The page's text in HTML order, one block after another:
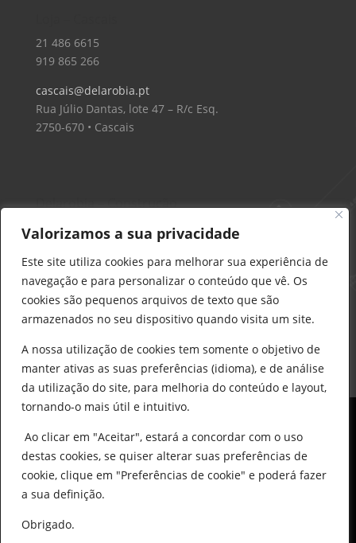
Valorizamos a sua privacidade
Este site utiliza cookies para melhorar sua experiência de
navegação e para personalizar o conteúdo que vê. Os
cookies são pequenos arquivos de texto que são
armazenados no seu dispositivo quando visita um site.
A nossa utilização de cookies tem somente o objetivo de
manter ativas as suas preferências (idioma), e de análise
da utilização do site, para melhoria do conteúdo e layout,
tornando-o mais útil e intuitivo.
Ao clicar em "Aceitar", estará a concordar com o uso
destas cookies, se quiser alterar suas preferências de
cookie, clique em "Preferências de cookie" e poderá fazer
a sua definição.
Obrigado.
21 486 6615
919 865 266
cascais@delarobia.pt
Rua Júlio Dantas, lote 47 – R/c Esq.
2750-670 • Cascais
Delarobia – Construção
912 441 514
construcao@delarobia.pt
R. António Andrade, 1171
2820-287 • Charneca de Caparica
PESQUISAR
© All Copyright 2025 by Delarobia.pt